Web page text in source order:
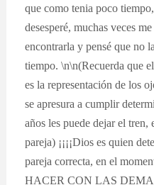
que como tenia poco
desesperé, muchas veces
encontrarla y pensé que no
tiempo. \n\n(Recuerda que
es la representación de los
se apresura a cumplir
años les puede dejar el tren,
pareja) ¡¡¡¡Dios es quien
pareja correcta, en el
HACER CON LAS